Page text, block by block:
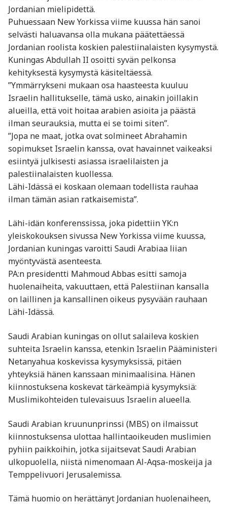
Jordanian mielipidettä.
Puhuessaan New Yorkissa viime kuussa hän sanoi
selvästi haluavansa olla mukana päätettäessä
Jordanian roolista koskien palestiinalaisten kysymystä.
Kuningas Abdullah II osoitti syvän pelkonsa
kehityksestä kysymystä käsiteltäessä.
”Ymmärrykseni mukaan osa haasteesta kuuluu
Israelin hallitukselle, tämä usko, ainakin joillakin
alueilla, että voit hoitaa arabien asioita ja päästä
ilman seurauksia, mutta ei se toimi siten”.
”Jopa ne maat, jotka ovat solmineet Abrahamin
sopimukset Israelin kanssa, ovat havainnet vaikeaksi
esiintyä julkisesti asiassa israelilaisten ja
palestiinalaisten kuollessa.
Lähi-Idässä ei koskaan olemaan todellista rauhaa
ilman tämän asian ratkaisemista”.
Lähi-idän konferenssissa, joka pidettiin YK:n
yleiskokouksen sivussa New Yorkissa viime kuussa,
Jordanian kuningas varoitti Saudi Arabiaa liian
myöntyvästä asenteesta.
PA:n presidentti Mahmoud Abbas esitti samoja
huolenaiheita, vakuuttaen, että Palestiinan kansalla
on laillinen ja kansallinen oikeus pysyvään rauhaan
Lähi-Idässä.
Saudi Arabian kuningas on ollut salaileva koskien
suhteita Israelin kanssa, etenkin Israelin Pääministeri
Netanyahua koskevissa kysymyksissä, pitäen
yhteyksiä hänen kanssaan minimaalisina. Hänen
kiinnostuksena koskevat tärkeämpiä kysymyksiä:
Muslimikohteiden tulevaisuus Israelin alueella.
Saudi Arabian kruununprinssi (MBS) on ilmaissut
kiinnostuksensa ulottaa hallintaoikeuden muslimien
pyhiin paikkoihin, jotka sijaitsevat Saudi Arabian
ulkopuolella, niistä nimenomaan Al-Aqsa-moskeija ja
Temppelivuori Jerusalemissa.
Tämä huomio on herättänyt Jordanian huolenaiheen,